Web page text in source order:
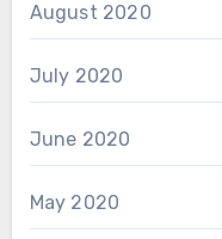
August 2020
July 2020
June 2020
May 2020